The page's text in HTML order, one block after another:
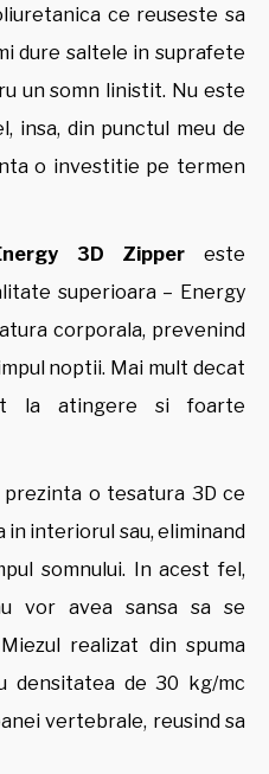
ce reuseste sa
dure saltele in suprafete
un somn linistit. Nu este
insa, din punctul meu de
o investitie pe termen
3D Zipper este
superioara – Energy
corporala, prevenind
noptii. Mai mult decat
la atingere si foarte
o tesatura 3D ce
in interiorul sau, eliminand
somnului. In acest fel,
vor avea sansa sa se
realizat din spuma
densitatea de 30 kg/mc
vertebrale, reusind sa